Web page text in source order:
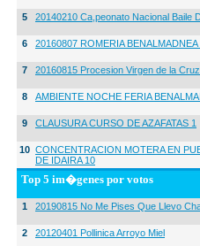
5 20140210 Ca,peonato Nacional Baile
6 20160807 ROMERIA
7 20160815 Procesion Virgen de la
8 AMBIENTE NOCHE FERIA
9 CLAUSURA CURSO DE AZAFATAS 1
10 CONCENTRACION MOTERA EN
DE IDAIRA 10
Top 5 im�genes por votos
1 20190815 No Me Pises Que Llevo
2 20120401 Pollinica Arroyo Miel